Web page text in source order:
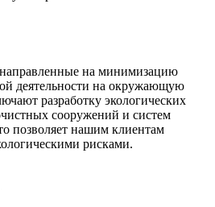
на минимизацию
деятельности на окружающую
разработку экологических
сооружений и систем
позволяет нашим клиентам
рисками.